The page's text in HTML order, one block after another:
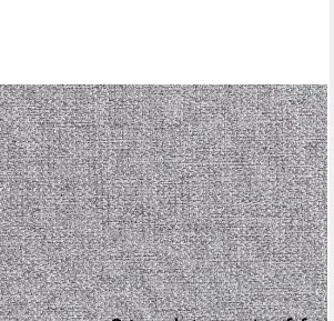
cm, Liegefl. 142x194 cm, Schlaffunktion,
Federkern
€